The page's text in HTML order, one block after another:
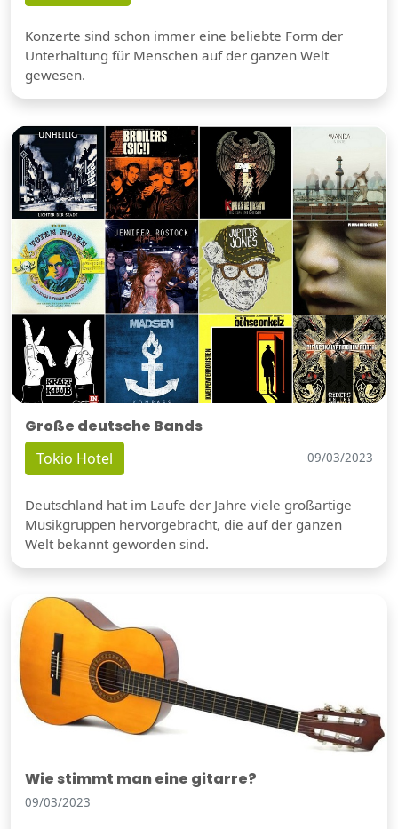
Konzerte sind schon immer eine beliebte Form der
Unterhaltung für Menschen auf der ganzen Welt
gewesen.
Große deutsche Bands
Tokio Hotel 09/03/2023
Deutschland hat im Laufe der Jahre viele großartige
Musikgruppen hervorgebracht, die auf der ganzen
Welt bekannt geworden sind.
Wie stimmt man eine gitarre?
09/03/2023